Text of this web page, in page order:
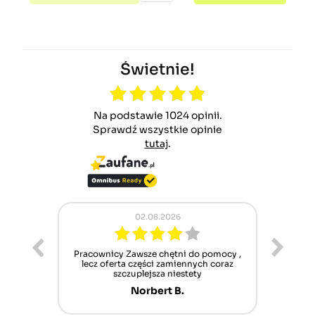
Świetnie!
Na podstawie 1024 opinii.
Sprawdź wszystkie opinie
tutaj.
02.08.2026
Pracownicy Zawsze chętni do pomocy ,
lecz oferta części zamiennych coraz
szczuplejsza niestety
Norbert B.